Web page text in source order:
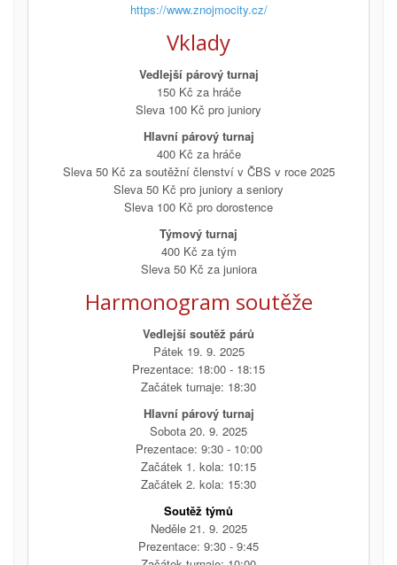
https://www.znojmocity.cz/
Vklady
Vedlejší párový turnaj
150 Kč za hráče
Sleva 100 Kč pro juniory
Hlavní párový turnaj
400 Kč za hráče
Sleva 50 Kč za soutěžní členství v ČBS v roce 2025
Sleva 50 Kč pro juniory a seniory
Sleva 100 Kč pro dorostence
Týmový turnaj
400 Kč za tým
Sleva 50 Kč za juniora
Harmonogram soutěže
Vedlejší soutěž párů
Pátek 19. 9. 2025
Prezentace: 18:00 - 18:15
Začátek turnaje: 18:30
Hlavní párový turnaj
Sobota 20. 9. 2025
Prezentace: 9:30 - 10:00
Začátek 1. kola: 10:15
Začátek 2. kola: 15:30
Soutěž týmů
Neděle 21. 9. 2025
Prezentace: 9:30 - 9:45